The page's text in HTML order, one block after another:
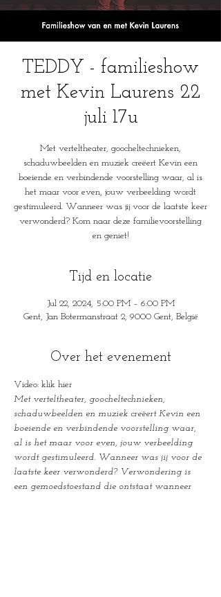
TEDDY - familieshow
met Kevin Laurens 22
juli 17u
Met verteltheater, goocheltechnieken,
schaduwbeelden en muziek creëert Kevin een
boeiende en verbindende voorstelling waar, al is
het maar voor even, jouw verbeelding wordt
gestimuleerd. Wanneer was jij voor de laatste keer
verwonderd? Kom naar deze familievoorstelling
en geniet!
Tijd en locatie
Jul 22, 2024, 5:00 PM – 6:00 PM
Gent, Jan Botermanstraat 2, 9000 Gent, België
Over het evenement
Video: klik hier
Met verteltheater, goocheltechnieken,
schaduwbeelden en muziek creëert Kevin een
boeiende en verbindende voorstelling waar,
al is het maar voor even, jouw verbeelding
wordt gestimuleerd. Wanneer was jij voor de
laatste keer verwonderd? Verwondering is
een gemoedstoestand die ontstaat wanneer